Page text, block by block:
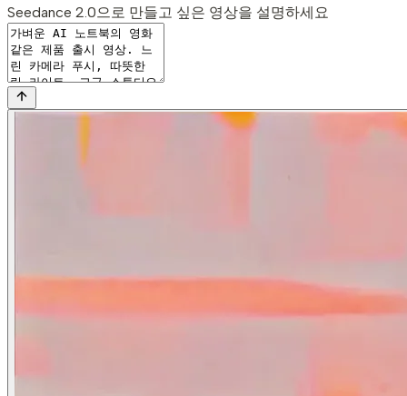
Seedance 2.0으로 만들고 싶은 영상을 설명하세요